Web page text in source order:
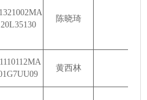
20L35130
陈晓琦
黄西林